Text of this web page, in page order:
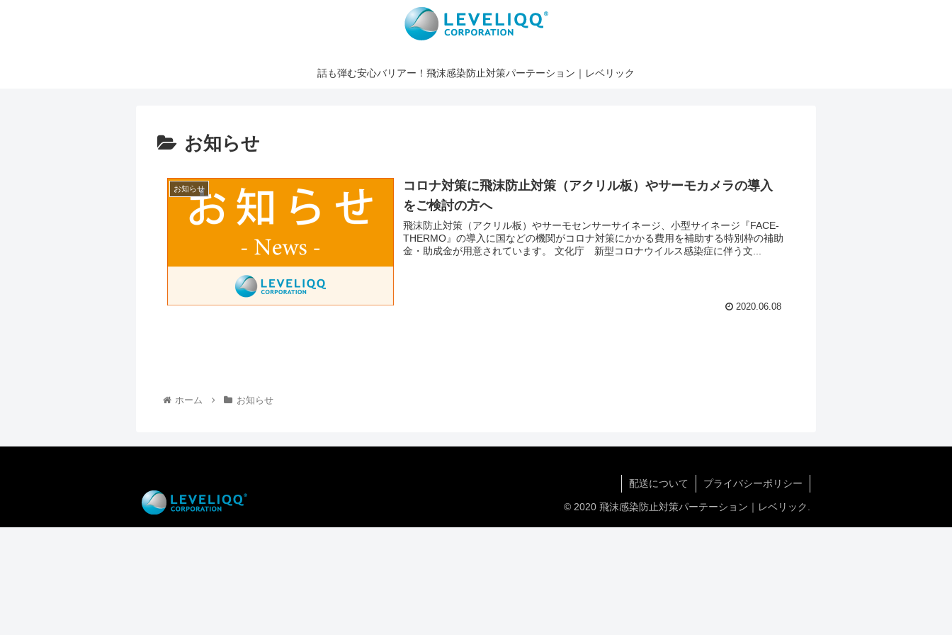
話も弾む安心バリアー！飛沫感染防止対策パーテーション｜レベリック
お知らせ
お知らせ
コロナ対策に飛沫防止対策（アクリル板）やサーモカメラの導入
をご検討の方へ
飛沫防止対策（アクリル板）やサーモセンサーサイネージ、小型サイネージ『FACE-
THERMO』の導入に国などの機関がコロナ対策にかかる費用を補助する特別枠の補助
金・助成金が用意されています。 文化庁 新型コロナウイルス感染症に伴う文...
2020.06.08
ホーム お知らせ
配送について プライバシーポリシー
© 2020 飛沫感染防止対策パーテーション｜レベリック.